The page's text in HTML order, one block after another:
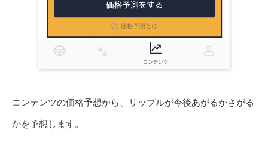
コンテンツの価格予想から、リップルが今後あがるかさがる
かを予想します。